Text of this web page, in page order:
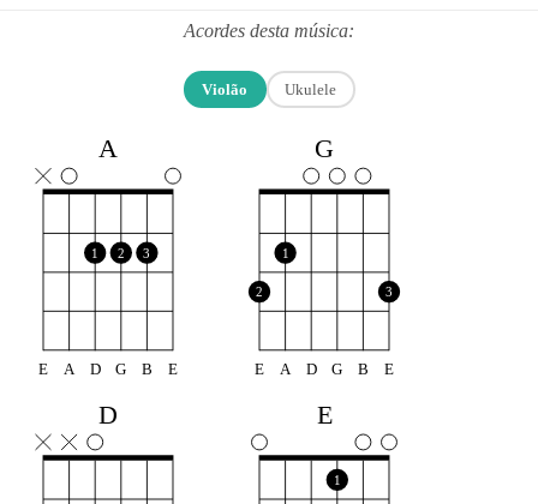
Acordes desta música:
Violão Ukulele
A
1 2 3
E A D G B E
G
2
1
3
E A D G B E
D E
1